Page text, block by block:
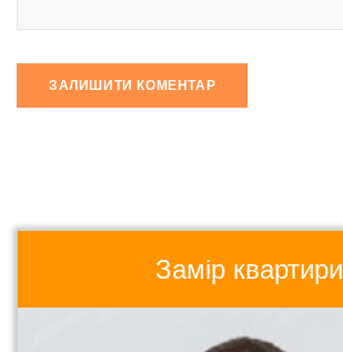
Замір квартири